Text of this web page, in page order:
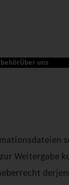
Über uns